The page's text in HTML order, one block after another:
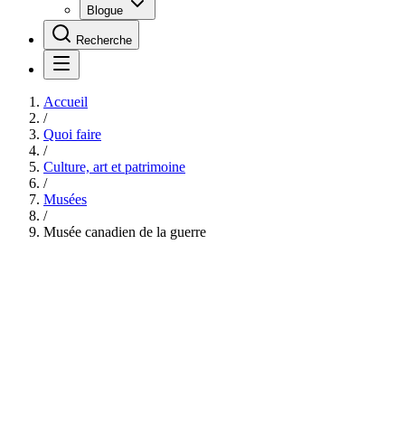
Blogue
Recherche
Accueil
/
Quoi faire
/
Culture, art et patrimoine
/
Musées
/
Musée canadien de la guerre